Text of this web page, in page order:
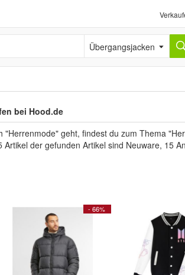
Übergangsjacken
bei Hood.de
"Herrenmode" geht, findest du zum Thema
der gefunden Artikel sind Neuware, 15
- 66%